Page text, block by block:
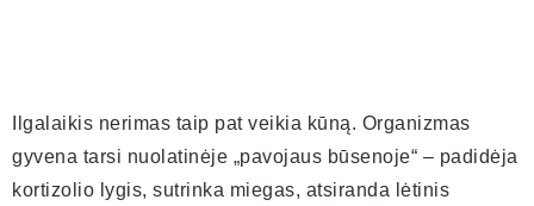
Ilgalaikis nerimas taip pat veikia kūną. Organizmas
gyvena tarsi nuolatinėje „pavojaus būsenoje“ – padidėja
kortizolio lygis, sutrinka miegas, atsiranda lėtinis